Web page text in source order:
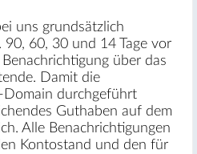
uns grundsätzlich
60, 30 und 14 Tage vor
über das
Damit die
Domain durchgeführt
Guthaben auf dem
Alle Benachrichtigungen
Kontostand und den für